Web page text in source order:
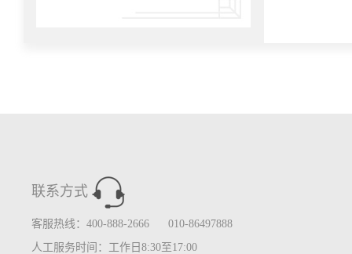
联系方式
客服热线：400-888-2666 010-86497888
人工服务时间：工作日8:30至17:00